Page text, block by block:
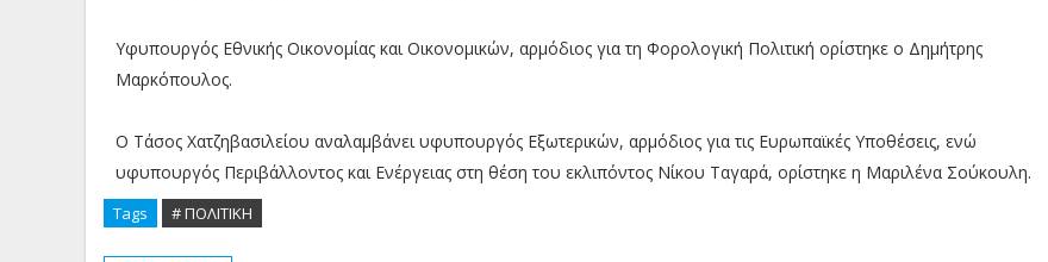
Υφυπουργός Εθνικής Οικονομίας και Οικονομικών, αρμόδιος για τη Φορολογική Πολιτική ορίστηκε ο Δημήτρης
Μαρκόπουλος.
Ο Τάσος Χατζηβασιλείου αναλαμβάνει υφυπουργός Εξωτερικών, αρμόδιος για τις Ευρωπαϊκές Υποθέσεις, ενώ
υφυπουργός Περιβάλλοντος και Ενέργειας στη θέση του εκλιπόντος Νίκου Ταγαρά, ορίστηκε η Μαριλένα Σούκουλη.
Tags # ΠΟΛΙΤΙΚΗ